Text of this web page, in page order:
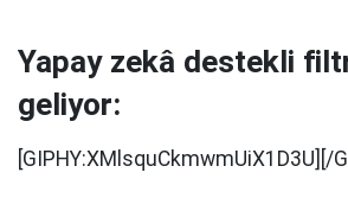
Yapay zekâ destekli
geliyor:
[GIPHY:XMlsquCkmwmUiX1D3U][/